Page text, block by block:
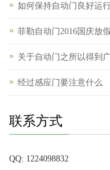
如何保持自动门良好运
菲勒自动门2016国庆放
关于自动门之所以得到
经过感应门要注意什么
联系方式
QQ: 1224098832